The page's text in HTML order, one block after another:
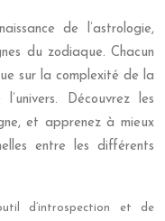
de l’astrologie,
du zodiaque. Chacun
sur la complexité de la
Découvrez les
et apprenez à mieux
entre les différents
d’introspection et de